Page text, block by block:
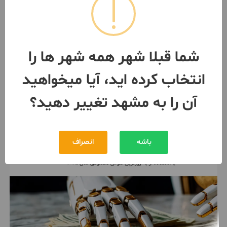
باروف گاردن مجهزهاشمیه
مشهد
مبلغ
12,500,000,000 تومان
بیش از 12 ماه پیش 093887***01
شما قبلا شهر همه شهر ها را
انتخاب کرده اید، آیا میخواهید
آن را به مشهد تغییر دهید؟
باشه انصراف